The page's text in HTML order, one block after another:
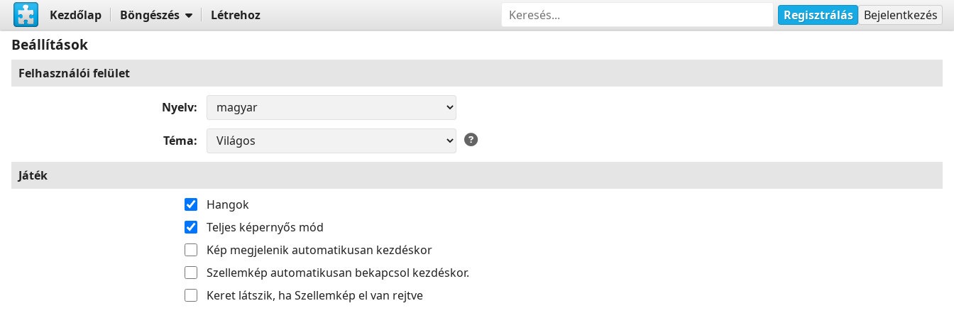
Kezdőlap Böngészés Létrehoz Regisztrálás Bejelentkezés
Beállítások
Felhasználói felület
Nyelv
Téma
Játék
Hangok
Teljes képernyős mód
Kép megjelenik automatikusan kezdéskor
Szellemkép automatikusan bekapcsol kezdéskor.
Keret látszik, ha Szellemkép el van rejtve